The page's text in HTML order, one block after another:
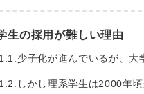
生の採用が難しい理由
1.1.少子化が進んでいるが、大
1.2.しかし理系学生は2000年